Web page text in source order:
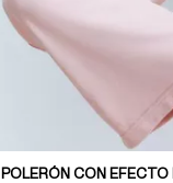
POLERÓN CON EFECTO